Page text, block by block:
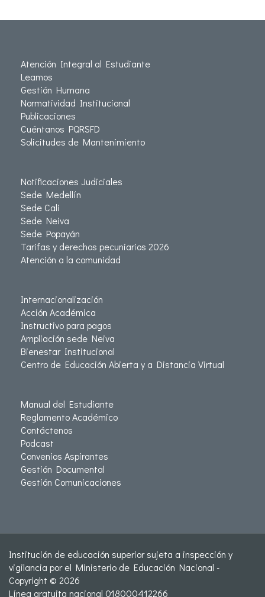
Atención Integral al Estudiante
Leamos
Gestión Humana
Normatividad Institucional
Publicaciones
Cuéntanos PQRSFD
Solicitudes de Mantenimiento
Notificaciones Judiciales
Sede Medellín
Sede Cali
Sede Neiva
Sede Popayán
Tarifas y derechos pecuniarios 2026
Atención a la comunidad
Internacionalización
Acción Académica
Instructivo para pagos
Ampliación sede Neiva
Bienestar Institucional
Centro de Educación Abierta y a Distancia Virtual
Manual del Estudiante
Reglamento Académico
Contáctenos
Podcast
Convenios Aspirantes
Gestión Documental
Gestión Comunicaciones
Institución de educación superior sujeta a inspección y
vigilancia por el Ministerio de Educación Nacional -
Copyright © 2026
Línea gratuita nacional 018000412266